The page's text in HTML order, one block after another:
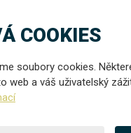
COOKIES
soubory cookies.
web a váš uživatelský